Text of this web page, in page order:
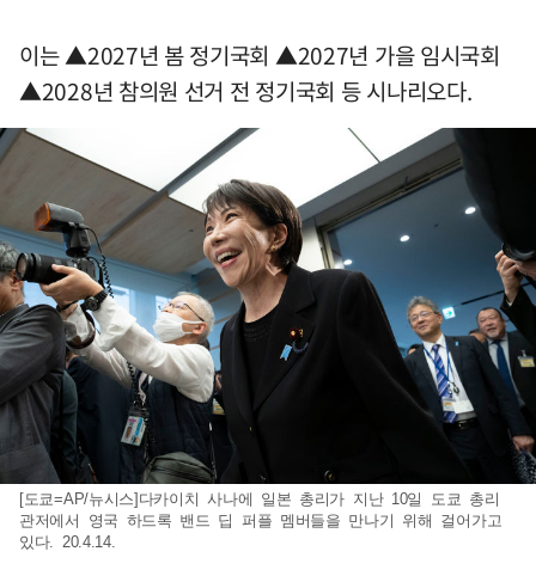
이는 ▲2027년 봄 정기국회 ▲2027년 가을 임시국회
▲2028년 참의원 선거 전 정기국회 등 시나리오다.
[도쿄=AP/뉴시스]다카이치 사나에 일본 총리가 지난 10일 도쿄 총리
관저에서 영국 하드록 밴드 딥 퍼플 멤버들을 만나기 위해 걸어가고
있다. 20.4.14.